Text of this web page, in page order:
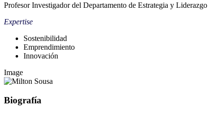
Profesor Investigador del Departamento de Estrategia y Liderazgo
Expertise
Sostenibilidad
Emprendimiento
Innovación
Image
Biografía